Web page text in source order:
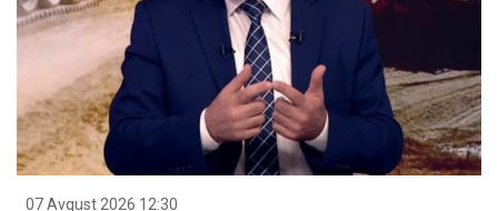
07 Avqust 2026 12:30